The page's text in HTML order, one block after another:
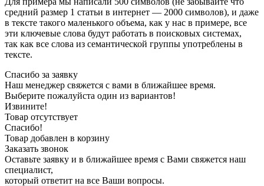
средний размер 1 статьи в интернет — 2000 символов), и даже
в тексте такого маленького объема, как у нас в примере, все
эти ключевые слова будут работать в поисковых системах,
так как все слова из семантической группы употреблены в
тексте.
Спасибо за заявку
Наш менеджер свяжется с вами в ближайшее время.
Выберите пожалуйста один из вариантов!
Извините!
Товар отсутствует
Спасибо!
Товар добавлен в корзину
Заказать звонок
Оставьте заявку и в ближайшее время с Вами свяжется наш
специалист,
который ответит на все Ваши вопросы.